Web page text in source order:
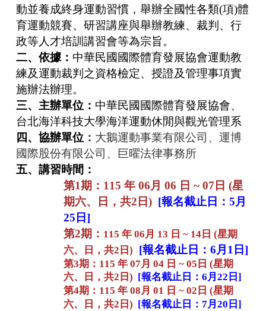
動並養成終身運動習慣，舉辦全國性各類(項)體
育運動競賽、研習講座與舉辦教練、裁判、行
政等人才培訓講習會等為宗旨。
二、依據： 中華民國國際體育發展協會運動教
練及運動裁判之資格檢定、授證及管理事項實
施辦法辦理。
三、主辦單位： 中華民國國際體育發展協會、
台北海洋科技大學海洋運動休閒與觀光管理系
四、協辦單位 ： 大鵝運動事業有限公司、運博
國際股份有限公司、巨曜法律事務所
五、講習時間：
第1期：115 年 06月 06 日 ~ 07日 (星
期六、日，共2日) [報名截止日：5月
25日]
第2期 ： 115 年 06月 13 日 ~ 14日 (星期
六、日，共2日)
[報名截止日：6月1日]
第3期：115 年 07月 04 日 ~ 05日 (星期
六、日，共2日) [報名截止日：6月22日]
第4期：115 年 08月 01 日 ~ 02日 (星期
六、日，共2日) [報名截止日：7月20日]